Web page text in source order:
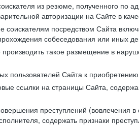
из резюме, полученного
авторизации на Сайте в
посредством Сайта
собеседования или иных
такое размещение в
Сайта к приобретению
ссылки на страницы Сайта,
преступлений
содержать признаки